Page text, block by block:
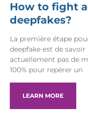
How to fight
deepfakes?
La première étape
deepfake est de savoir
actuellement pas de
100% pour repérer un
LEARN MORE